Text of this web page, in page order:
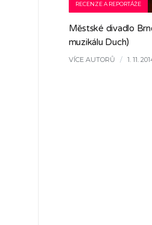
RECENZE A REPORTÁŽE
Městské divadlo
muzikálu Duch)
VÍCE AUTORŮ / 1. 11.